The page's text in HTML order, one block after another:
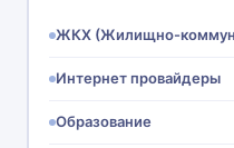
ЖКХ (Жилищно-
Интернет провайдеры
Образование